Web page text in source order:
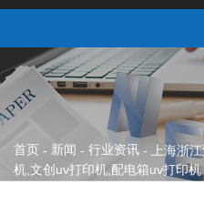
首页 - 新闻 - 行业资讯 -
上海浙
机,文创uv打印机,配电箱uv打印机